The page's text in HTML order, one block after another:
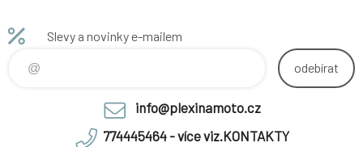
zadní
FJ/FK/
FL/FM
/FN
Slevy a novinky e-mailem
odebírat
info@plexinamoto.cz
774445464 - více viz.KONTAKTY